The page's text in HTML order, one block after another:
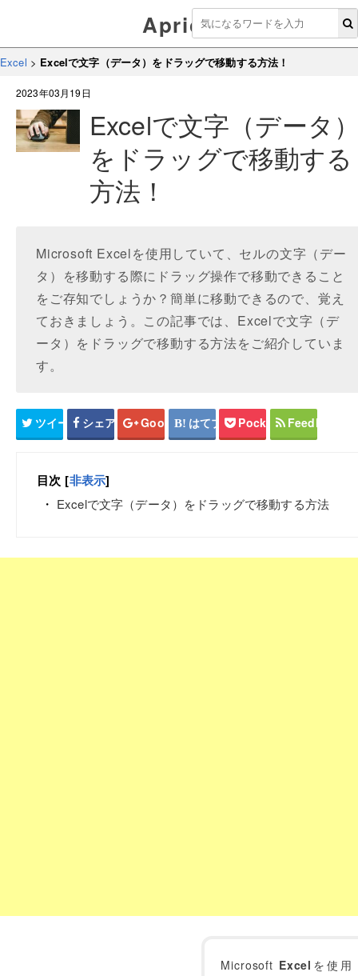
Aprico
Excel > Excelで文字（データ）をドラッグで移動する方法！
2023年03月19日
Excelで文字（データ
をドラッグで移動する
方法！
Microsoft Excelを使用していて、セルの文字（デー
タ）を移動する際にドラッグ操作で移動できること
をご存知でしょうか？簡単に移動できるので、覚え
ておきましょう。この記事では、Excelで文字（デ
ータ）をドラッグで移動する方法をご紹介していま
す。
ツイート シェア Google+ はてブ Pocket Feedly
目次 [非表示]
Excelで文字（データ）をドラッグで移動する方法
Microsoft Excel を使用